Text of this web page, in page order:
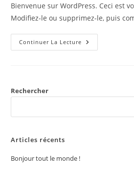
Bienvenue sur WordPress. Ceci est
Modifiez-le ou supprimez-le, puis
Continuer La Lecture
Rechercher
Articles récents
Bonjour tout le monde !